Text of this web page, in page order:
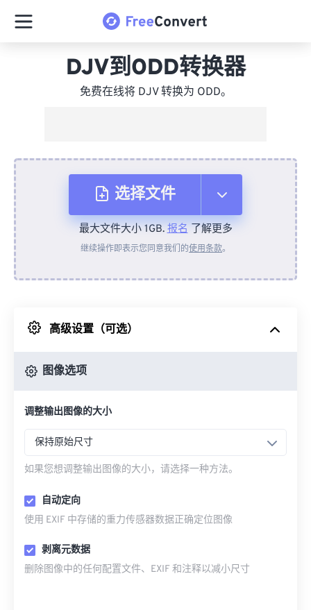
DJV到ODD转换器
免费在线将 DJV 转换为 ODD。
选择文件
从设备
来自 Google Drive
最大文件大小 1GB.报名了解更多
继续操作即表示您同意我们的使用条款。
高级设置（可选）
图像选项
调整输出图像的大小
保持原始尺寸
如果您想调整输出图像的大小，请选择一种方法。
自动定向
使用 EXIF 中存储的重力传感器数据正确定位图像
剥离元数据
删除图像中的任何配置文件、EXIF 和注释以减小尺寸